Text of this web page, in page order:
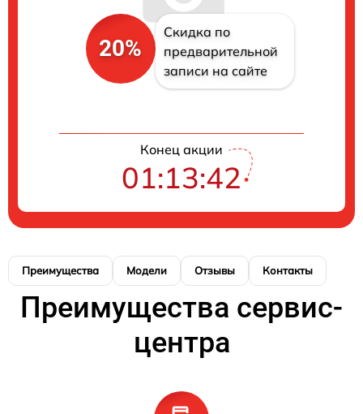
20%
Скидка по
предварительной
записи на сайте
Конец акции
01:13:42
Преимущества Модели Отзывы Контакты
Преимущества сервис-
центра